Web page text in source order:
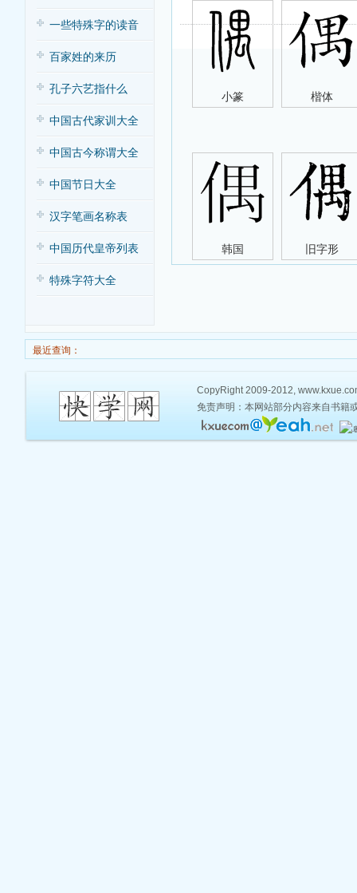
一些特殊字的读音
百家姓的来历
孔子六艺指什么
中国古代家训大全
中国古今称谓大全
中国节日大全
汉字笔画名称表
中国历代皇帝列表
特殊字符大全
小篆 楷体
韩国 旧字形
最近查询：
CopyRight 2009-2012,
免责声明：本网站部分内容来自书籍